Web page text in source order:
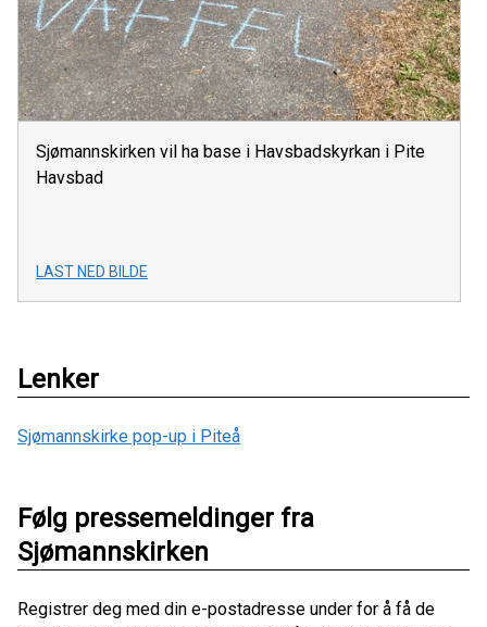
Sjømannskirken vil ha base i Havsbadskyrkan i Pite
Havsbad
LAST NED BILDE
Lenker
Sjømannskirke pop-up i Piteå
Følg pressemeldinger fra
Sjømannskirken
Registrer deg med din e-postadresse under for å få de